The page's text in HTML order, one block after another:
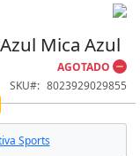
Mica Azul
AGOTADO
SKU
8023929029855
Sports